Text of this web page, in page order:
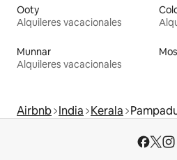
Ooty
Alquileres vacacionales
Munnar
Alquileres vacacionales
Airbnb India Kerala